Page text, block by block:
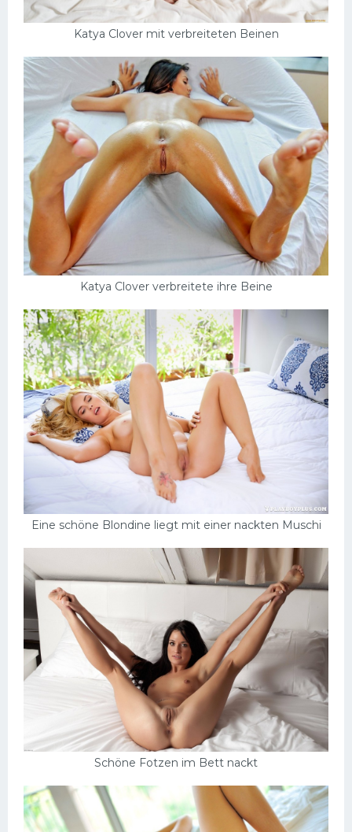
Katya Clover mit verbreiteten Beinen
Katya Clover verbreitete ihre Beine
Eine schöne Blondine liegt mit einer nackten Muschi
Schöne Fotzen im Bett nackt